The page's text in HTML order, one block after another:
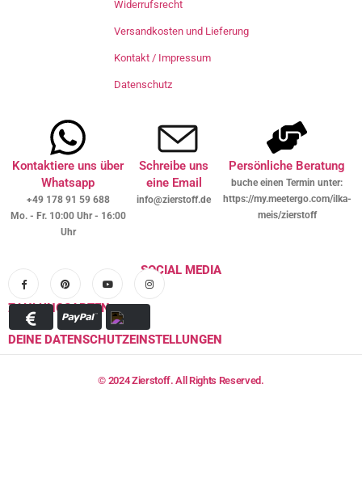
Widerrufsrecht
Versandkosten und Lieferung
Kontakt / Impressum
Datenschutz
Kontaktiere uns über
Whatsapp
+49 178 91 59 688
Mo. - Fr. 10:00 Uhr - 16:00
Uhr
Schreibe uns
eine Email
info@zierstoff.de
Persönliche Beratung
buche einen Termin unter:
https://my.meetergo.com/ilka-
meis/zierstoff
SOCIAL MEDIA
ZAHLUNGSARTEN
DEINE DATENSCHUTZEINSTELLUNGEN
© 2024 Zierstoff. All Rights Reserved.